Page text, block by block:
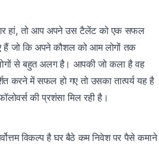
हां, तो आप अपने उस टैलेंट को एक सफल
हैं जो कि अपने कौशल को आम लोगों तक
से बहुत अलग है‌। आपकी जो कला है वह
में सफल हो गए तो उसका तात्पर्य यह है
की प्रशंसा मिल रही है।
विकल्प है घर बैठे कम निवेश पर पैसे कमाने